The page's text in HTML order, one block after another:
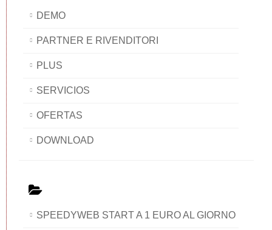
DEMO
PARTNER E RIVENDITORI
PLUS
SERVICIOS
OFERTAS
DOWNLOAD
SPEEDYWEB START A 1 EURO AL GIORNO